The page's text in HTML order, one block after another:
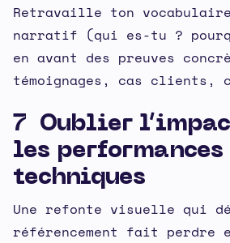
Retravaille ton
narratif (qui es-tu ?
en avant des preuves
témoignages, cas
7 Oublier
les performances
techniques
Une refonte visuelle qui
référencement fait